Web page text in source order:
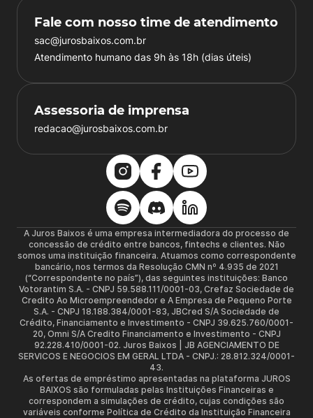
Fale com nosso time de atendimento
sac@jurosbaixos.com.br
Atendimento humano das 9h às 18h (dias úteis)
Assessoria de imprensa
redacao@jurosbaixos.com.br
A Juros Baixos é uma empresa intermediadora do processo de
concessão de crédito entre bancos, fintechs e clientes. Não
somos uma instituição financeira. Atuamos como correspondente
bancário, nos termos da Resolução CMN nº 4.935 de 2021
(“Correspondente no país”), das seguintes instituições: Banco
Votorantim S.A. - CNPJ 59.588.111/0001-03, Crefaz Sociedade de
Credito Ao Microempreendedor e A Empresa de Pequeno Porte
S.A. - CNPJ 18.188.384/0001-83, JBCred S/A Sociedade de
Crédito, Financiamento e Investimento - CNPJ 39.625.760/0001-
20, Omni S/A Credito Financiamento e Investimento - CNPJ
92.228.410/0001-02. Juros Baixos | JB AGENCIAMENTO DE
SERVICOS E NEGOCIOS EM GERAL LTDA - CNPJ.: 28.812.324/0001-
43.
As ofertas de empréstimo apresentadas na plataforma JUROS
BAIXOS são formuladas pelas Instituições Financeiras e
correspondem a simulações de crédito, cujas condições são
variáveis conforme Política de Crédito da Instituição Financeira